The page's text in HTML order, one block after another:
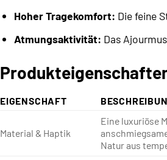
Hoher Tragekomfort: Die feine
Atmungsaktivität: Das
EIGENSCHAFT
Material & Haptik
Eine luxuriöse
Natur aus